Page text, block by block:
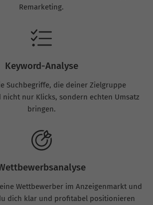
Remarketing.
Keyword-Analyse
Suchbegriffe, die deiner Zielgruppe
nur Klicks, sondern echten Umsatz
bringen.
Wettbewerber im Anzeigenmarkt und
dich klar und profitabel positionieren